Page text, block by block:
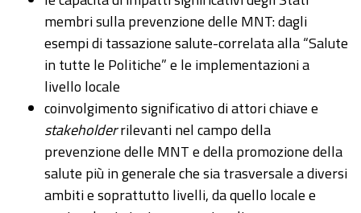
membri sulla prevenzione delle MNT: dagli
esempi di tassazione salute-correlata alla “Salute
in tutte le Politiche” e le implementazioni a
livello locale
coinvolgimento significativo di attori chiave e
stakeholderrilevanti nel campo della
prevenzione delle MNT e della promozione della
salute più in generale che sia trasversale a diversi
ambiti e soprattutto livelli, da quello locale e